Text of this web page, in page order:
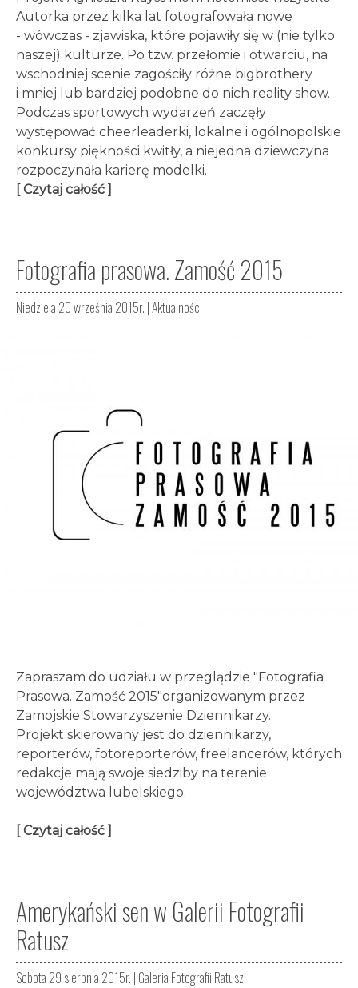
Autorka przez kilka lat fotografowała nowe
- wówczas - zjawiska, które pojawiły się w (nie tylko
naszej) kulturze. Po tzw. przełomie i otwarciu, na
wschodniej scenie zagościły różne bigbrothery
i mniej lub bardziej podobne do nich reality show.
Podczas sportowych wydarzeń zaczęły
występować cheerleaderki, lokalne i ogólnopolskie
konkursy piękności kwitły, a niejedna dziewczyna
rozpoczynała karierę modelki.
[ Czytaj całość ]
Fotografia prasowa. Zamość 2015
Niedziela 20 września 2015r. |Aktualności
Zapraszam do udziału w przeglądzie "Fotografia
Prasowa. Zamość 2015"organizowanym przez
Zamojskie Stowarzyszenie Dziennikarzy.
Projekt skierowany jest do dziennikarzy,
reporterów, fotoreporterów, freelancerów, których
redakcje mają swoje siedziby na terenie
województwa lubelskiego.
[ Czytaj całość ]
Amerykański sen w Galerii Fotografii
Ratusz
Sobota 29 sierpnia 2015r. | Galeria Fotografii Ratusz